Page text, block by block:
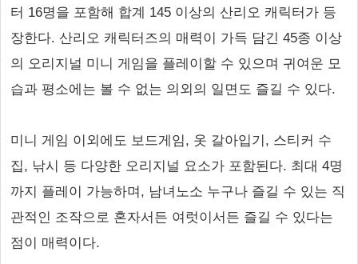
터 16명을 포함해 합계 145 이상의 산리오 캐릭터가 등
장한다. 산리오 캐릭터즈의 매력이 가득 담긴 45종 이상
의 오리지널 미니 게임을 플레이할 수 있으며 귀여운 모
습과 평소에는 볼 수 없는 의외의 일면도 즐길 수 있다.
미니 게임 이외에도 보드게임, 옷 갈아입기, 스티커 수
집, 낚시 등 다양한 오리지널 요소가 포함된다. 최대 4명
까지 플레이 가능하며, 남녀노소 누구나 즐길 수 있는 직
관적인 조작으로 혼자서든 여럿이서든 즐길 수 있다는
점이 매력이다.